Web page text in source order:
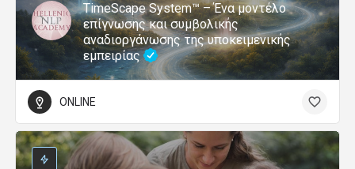
TimeScape System™ – Ένα μοντέλο
επίγνωσης και συμβολικής
αναδιοργάνωσης της υποκειμενικής
εμπειρίας
ONLINE